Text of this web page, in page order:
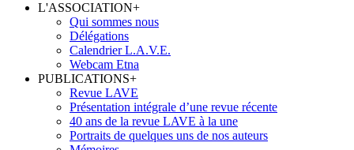
L'ASSOCIATION+
Qui sommes nous
Délégations
Calendrier L.A.V.E.
Webcam Etna
PUBLICATIONS+
Revue LAVE
Présentation intégrale d’une revue récente
40 ans de la revue LAVE à la une
Portraits de quelques uns de nos auteurs